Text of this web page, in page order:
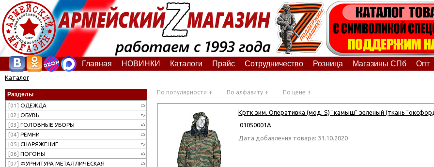
Главная НОВИНКИ Каталоги Прайс Сотрудничество Розница Магазины СПб Опт
Каталог
Разделы
[01] ОДЕЖДА
[02] ОБУВЬ
[03] ГОЛОВНЫЕ УБОРЫ
[04] РЕМНИ
[05] СНАРЯЖЕНИЕ
[06] ПОГОНЫ
[07] ФУРНИТУРА МЕТАЛЛИЧЕСКАЯ
По популярности По алфавиту По цене
Кртк зим. Оперативка (мод. S) "камыш" зеленый (ткань
01050001А
Дата добавления товара: 31.10.2020